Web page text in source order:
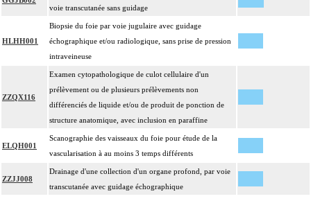
voie transcutanée sans guidage
HLHH001
Biopsie du foie par voie jugulaire avec guidage
échographique et/ou radiologique, sans prise de pression
intraveineuse
ZZQX116
Examen cytopathologique de culot cellulaire d'un
prélèvement ou de plusieurs prélèvements non
différenciés de liquide et/ou de produit de ponction de
structure anatomique, avec inclusion en paraffine
ELQH001
Scanographie des vaisseaux du foie pour étude de la
vascularisation à au moins 3 temps différents
ZZJJ008
Drainage d'une collection d'un organe profond, par voie
transcutanée avec guidage échographique